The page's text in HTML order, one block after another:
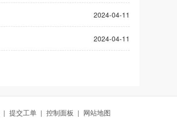
2024-04-11
2024-04-11
| 提交工单 | 控制面板 | 网站地图